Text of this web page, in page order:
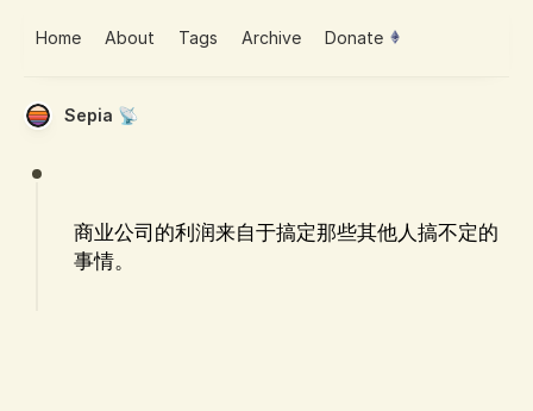
Sepia 📡
商业公司的利润来自于搞定那些其他人搞不定的
事情。
Home About Tags Archive Donate